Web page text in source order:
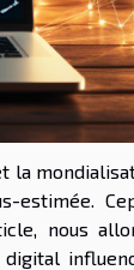
estimée.
nous